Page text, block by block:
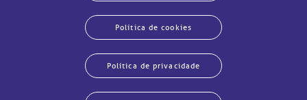
Política de cookies
Política de privacidade